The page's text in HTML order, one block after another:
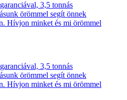
3,5 tonnás
örömmel segít önnek
Hívjon minket és mi örömmel
3,5 tonnás
örömmel segít önnek
Hívjon minket és mi örömmel